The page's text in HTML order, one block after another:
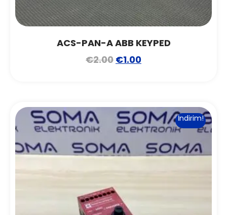
ACS-PAN-A ABB KEYPED
€2.00 €1.00
İndirim!